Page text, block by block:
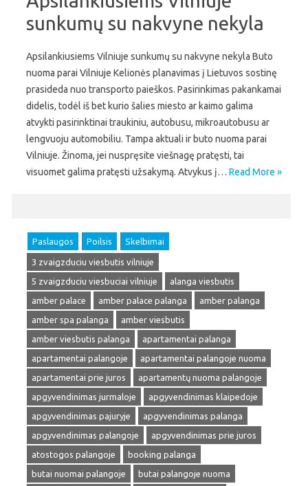
sunkumų su nakvyne nekyla
Apsilankiusiems Vilniuje sunkumų su nakvyne nekyla Buto
nuoma parai Vilniuje Kelionės planavimas į Lietuvos sostinę
prasideda nuo transporto paieškos. Pasirinkimas pakankamai
didelis, todėl iš bet kurio šalies miesto ar kaimo galima
atvykti pasirinktinai traukiniu, autobusu, mikroautobusu ar
lengvuoju automobiliu. Tampa aktuali ir buto nuoma parai
Vilniuje. Žinoma, jei nuspręsite viešnagę pratęsti, tai
visuomet galima pratęsti užsakymą. Atvykus į… Read More »
Paslaugos Poilsis Skelbimai
3 zvaigzduciu viesbutis vilniuje
5 zvaigzduciu viesbuciai vilniuje
alanga viesbutis
amber palace
amber palace palanga
amber palanga
amber spa palanga
amber viesbutis
amber viesbutis palanga
apartamentai palanga
apartamentai palangoje
apartamentai palangoje nuoma
apartamentai prie juros
apartamentų nuoma palangoje
apgyvendinimas jurmaloje
apgyvendinimas klaipedoje
apgyvendinimas pajuryje
apgyvendinimas palanga
apgyvendinimas palangoje
apgyvendinimas prie juros
atostogos palangoje
booking palanga
butai nuomai palangoje
butai palangoje nuoma